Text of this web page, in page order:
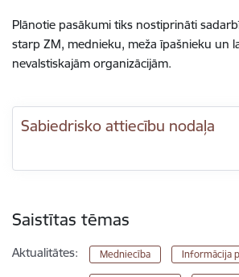
Plānotie pasākumi tiks nostiprināti
starp ZM, mednieku, meža īpašnieku un
nevalstiskajām organizācijām.
Sabiedrisko attiecību nodaļa
Saistītas tēmas
Aktualitātes: Medniecība Informācija